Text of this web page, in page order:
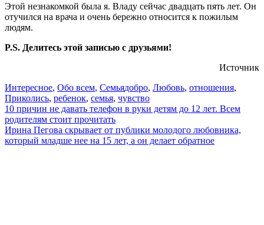
Этой незнакомкой была я. Владу сейчас двадцать пять лет. Он
отучился на врача и очень бережно относится к пожилым
людям.
P.S. Делитесь этой записью с друзьями!
Источник
Интересное, Обо всем, Семьядобро, Любовь, отношения,
Приколись, ребенок, семья, чувство
Навигация
по
записям
10 причин не давать телефон в руки детям до 12 лет. Всем
родителям стоит прочитать
Ирина Пегова скрывает от публики молодого любовника,
который младше нее на 15 лет, а он делает обратное